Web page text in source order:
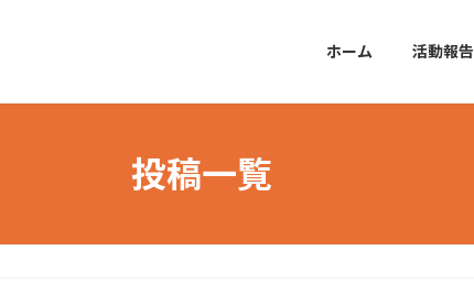
ホーム 活動報告
投稿一覧